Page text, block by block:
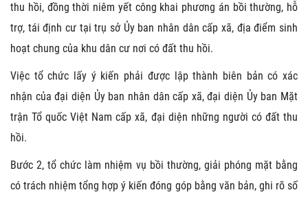
thu hồi, đồng thời niêm yết công khai phương án bồi thường, hỗ
trợ, tái định cư tại trụ sở Ủy ban nhân dân cấp xã, địa điểm sinh
hoạt chung của khu dân cư nơi có đất thu hồi.
Việc tổ chức lấy ý kiến phải được lập thành biên bản có xác
nhận của đại diện Ủy ban nhân dân cấp xã, đại diện Ủy ban Mặt
trận Tổ quốc Việt Nam cấp xã, đại diện những người có đất thu
hồi.
Bước 2, tổ chức làm nhiệm vụ bồi thường, giải phóng mặt bằng
có trách nhiệm tổng hợp ý kiến đóng góp bằng văn bản, ghi rõ số